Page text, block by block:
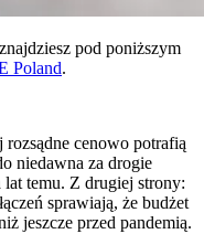
znajdziesz pod poniższym
Poland.
cenowo potrafią
niedawna za drogie
temu. Z drugiej strony:
sprawiają, że budżet
jeszcze przed pandemią.